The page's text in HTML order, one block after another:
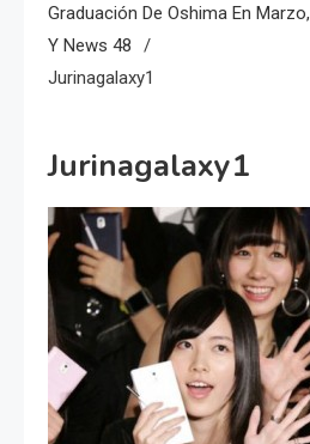
Graduación De Oshima En
Y News 48
Jurinagalaxy1
Jurinagalaxy1